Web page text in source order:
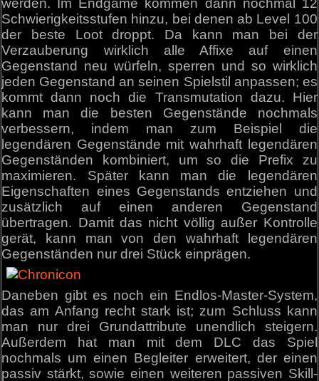
werden. Im Endgame kommen dann nochmal 12
Schwierigkeitsstufen hinzu, bei denen ab Level 100
der beste Loot droppt. Da kann man bei der
Verzauberung wirklich alle Affixe auf einen
Gegenstand neu würfeln, sperren und so wirklich
jeden Gegenstand an seinen Spielstil anpassen; es
kommt dann noch die Transmutation dazu. Hier
kann man die besten Gegenstände nochmals
verbessern, indem man zum Beispiel die
legendären Gegenstände mit wahrhaft legendären
Gegenständen kombiniert, um so die Prefix zu
maximieren. Später kann man die legendären
Eigenschaften eines Gegenstands entziehen und
zusätzlich auf einen anderen Gegenstand
übertragen. Damit das nicht völlig außer Kontrolle
gerät, kann man von den wahrhaft legendären
Gegenständen nur drei Stück einprägen.
Daneben gibt es noch ein Endlos-Master-System,
das am Anfang recht stark ist; zum Schluss kann
man nur drei Grundattribute unendlich steigern.
Außerdem hat man mit dem DLC das Spiel
nochmals um einen Begleiter erweitert, der einen
passiv stärkt, sowie einen weiteren passiven Skill-